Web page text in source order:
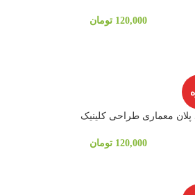
120,000 تومان
پلان معماری طراحی کلینیک
120,000 تومان